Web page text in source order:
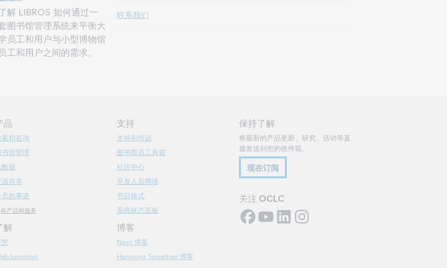
解 LIBROS 如何通过一
图书馆管理系统来平衡大
员工和用户与小型博物馆
工和用户之间的需求。
联系我们
品
和咨询
馆管理
据
共享
的事迹
产品和服务
解
支持
支持和培训
图书馆员工具箱
社区中心
开发人员网络
书目格式
系统状态面板
博客
Next 博客
Hanging Together 博客
保持了解
将最新的产品更新、研究、活动等直
接发送到您的收件箱。
现在订阅
关注 OCLC